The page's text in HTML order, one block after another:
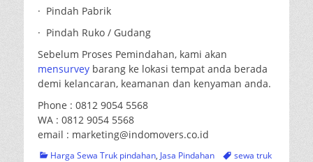
· Pindah Pabrik
· Pindah Ruko / Gudang
Sebelum Proses Pemindahan, kami akan
mensurvey barang ke lokasi tempat anda berada
demi kelancaran, keamanan dan kenyaman anda.
Phone : 0812 9054 5568
WA : 0812 9054 5568
email : marketing@indomovers.co.id
Categories
Harga Sewa Truk pindahan, Jasa Pindahan Tagssewa truk